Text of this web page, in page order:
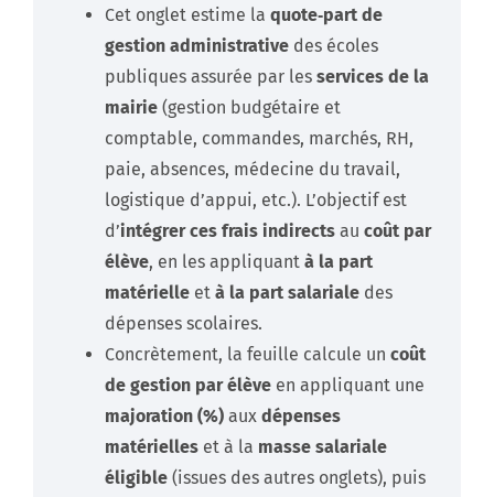
Cet onglet estime la quote‑part de
gestion administrative des écoles
publiques assurée par les services de la
mairie (gestion budgétaire et
comptable, commandes, marchés, RH,
paie, absences, médecine du travail,
logistique d’appui, etc.). L’objectif est
d’intégrer ces frais indirects au coût par
élève, en les appliquant à la part
matérielle et à la part salariale des
dépenses scolaires.
Concrètement, la feuille calcule un coût
de gestion par élève en appliquant une
majoration (%) aux dépenses
matérielles et à la masse salariale
éligible (issues des autres onglets), puis